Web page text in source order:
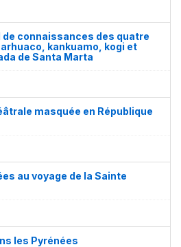
connaissances des quatre
kankuamo, kogi et
de Santa Marta
masquée en République
au voyage de la Sainte
les Pyrénées